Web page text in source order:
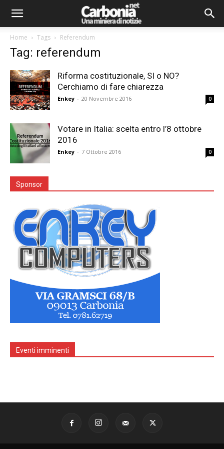
Home Tags Referendum
Tag: referendum
Riforma costituzionale, SI o NO?
Cerchiamo di fare chiarezza
Enkey - 20 Novembre 2016 0
Votare in Italia: scelta entro l’8 ottobre
2016
Enkey - 7 Ottobre 2016 0
Sponsor
Eventi imminenti